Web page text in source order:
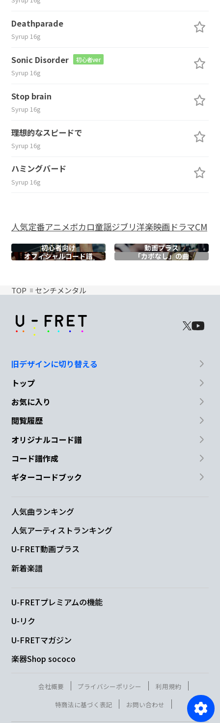
Deathparade
Syrup 16g
Sonic Disorder 初心者ver
Syrup 16g
Stop brain
Syrup 16g
理想的なスピードで
Syrup 16g
ハミングバード
Syrup 16g
人気定番アニメボカロ童謡ジブリ洋楽映画ドラマCM
初心者向け
動画プラス
オフィシャルコード譜 「カポなし」の曲
TOP センチメンタル
旧デザインに切り替える
トップ
お気に入り
閲覧履歴
オリジナルコード譜
コード譜作成
ギターコードブック
人気曲ランキング
人気アーティストランキング
U-FRET動画プラス
新着楽譜
U-FRETプレミアムの機能
U-リク
U-FRETマガジン
楽器Shop sococo
会社概要 プライバシーポリシー
利用規約
特商法に基づく表記
お問い合わせ